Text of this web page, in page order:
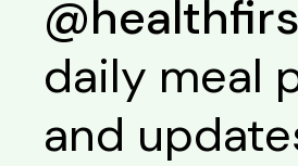
daily meal
and